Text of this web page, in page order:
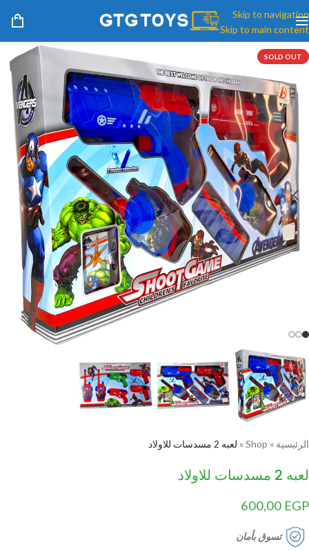
Skip to navigation
Skip to main content
SOLD OUT
الرئيسية »
Shop
» لعبه 2 مسدسات للاولاد
لعبه 2 مسدسات للاولاد
600,00 EGP
تسوق بأمان